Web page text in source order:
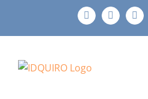
o
FacebookInstagram
X